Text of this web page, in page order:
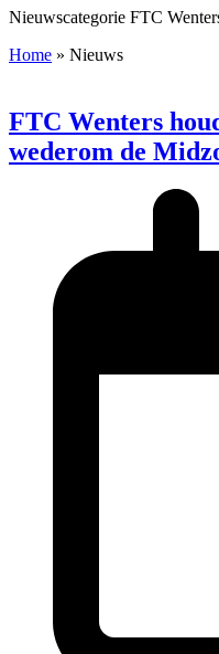
Nieuwscategorie FTC
Home » Nieuws
FTC Wenters
wederom de